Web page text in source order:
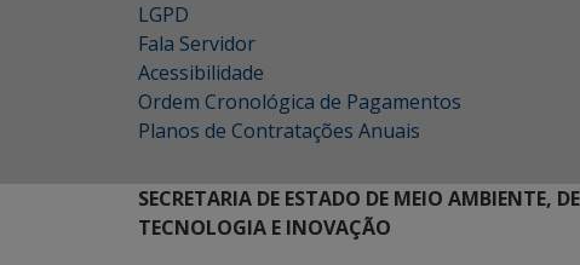
LGPD
Fala Servidor
Acessibilidade
Ordem Cronológica de Pagamentos
Planos de Contratações Anuais
SECRETARIA DE ESTADO DE MEIO AMBIENTE,
TECNOLOGIA E INOVAÇÃO